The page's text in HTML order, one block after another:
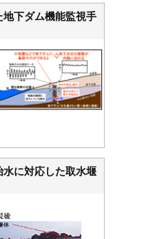
下ダム機能監視手
に対応した取水堰